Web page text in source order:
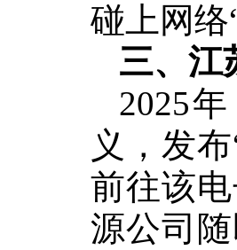
碰上网络
三、江
2025
义，发
前往该
源公司